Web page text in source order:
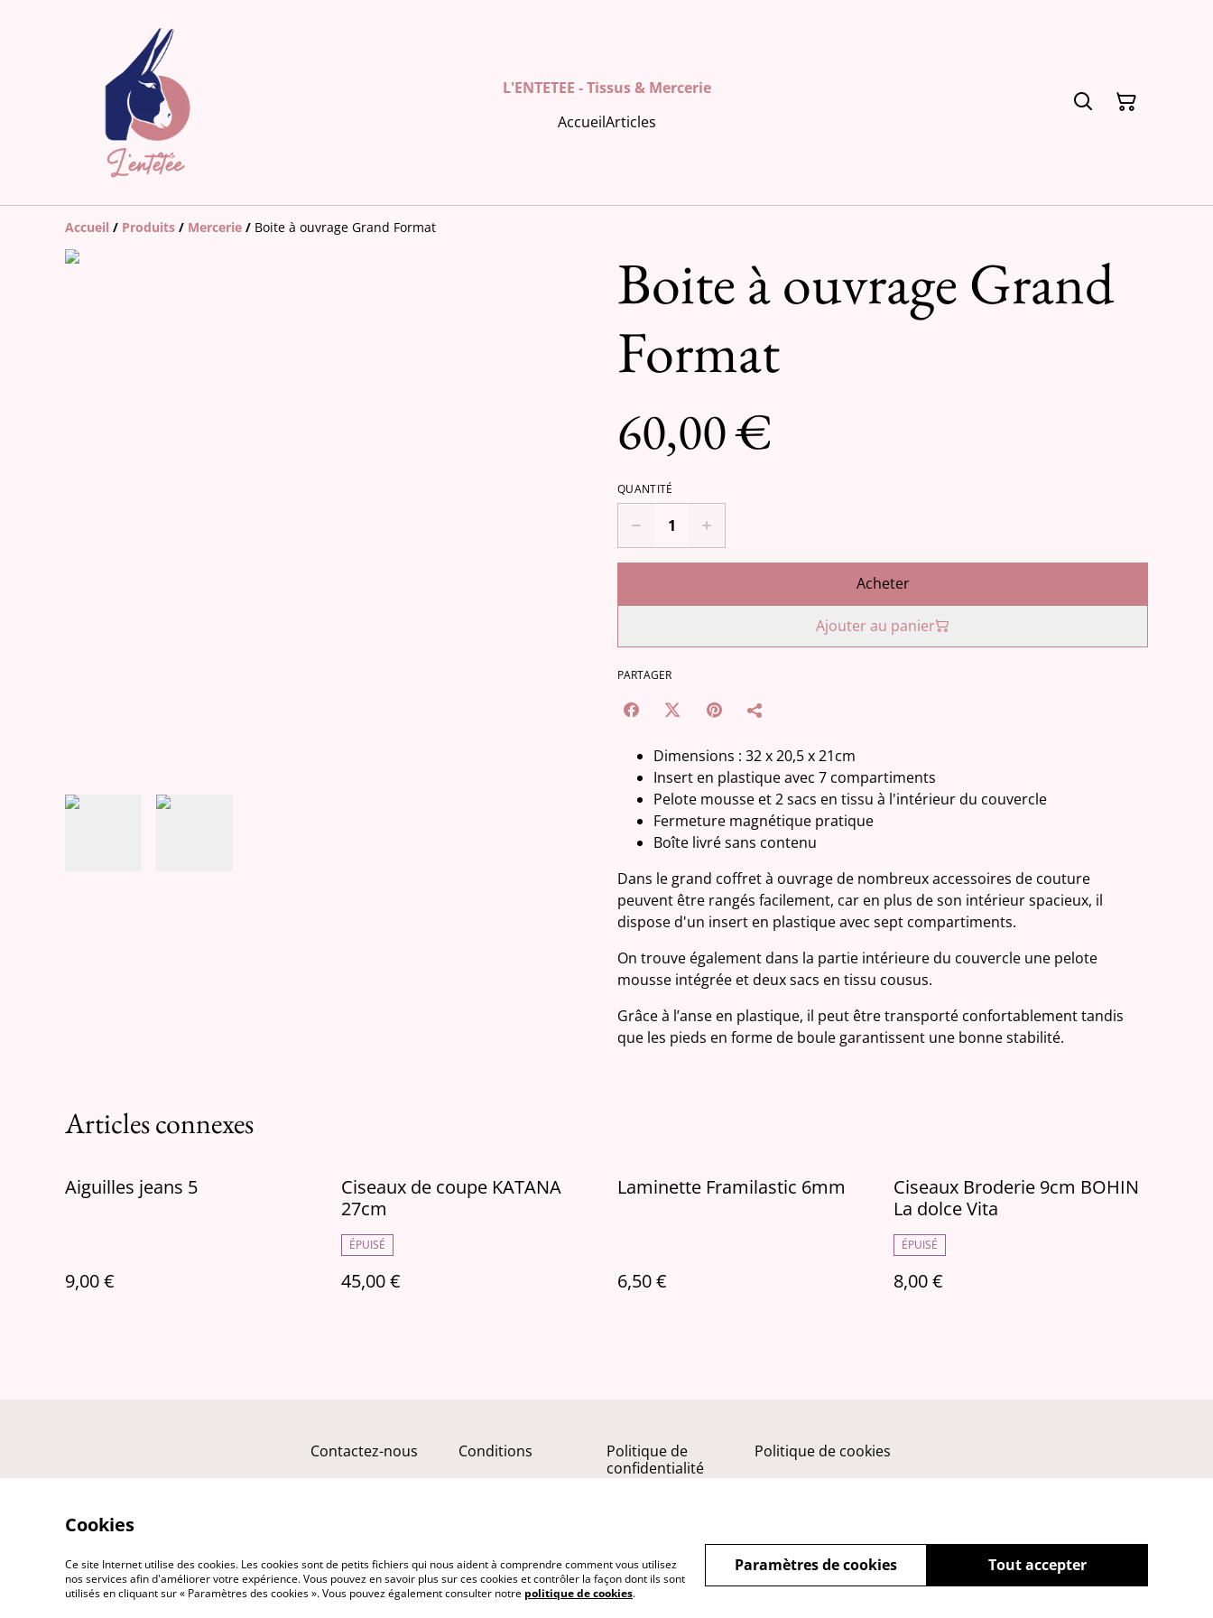
L'ENTETEE - Tissus & Mercerie
AccueilArticles
Accueil / Produits / Mercerie / Boite à ouvrage Grand Format
Boite à ouvrage Grand
Format
60,00 €
QUANTITÉ
Acheter
Ajouter au panier
PARTAGER
Dimensions : 32 x 20,5 x 21cm
Insert en plastique avec 7 compartiments
Pelote mousse et 2 sacs en tissu à l'intérieur du couvercle
Fermeture magnétique pratique
Boîte livré sans contenu
Dans le grand coffret à ouvrage de nombreux accessoires de couture
peuvent être rangés facilement, car en plus de son intérieur spacieux, il
dispose d'un insert en plastique avec sept compartiments.
On trouve également dans la partie intérieure du couvercle une pelote
mousse intégrée et deux sacs en tissu cousus.
Grâce à l’anse en plastique, il peut être transporté confortablement tandis
que les pieds en forme de boule garantissent une bonne stabilité.
Articles connexes
Aiguilles jeans 5
9,00 €
Ciseaux de coupe KATANA
27cm
ÉPUISÉ
45,00 €
Laminette Framilastic 6mm
6,50 €
Ciseaux Broderie 9cm BOHIN
La dolce Vita
ÉPUISÉ
8,00 €
Contactez-nous Conditions
Politique de
confidentialité
Politique de cookies
©2026 L'ENTETEE - Tissus & Mercerie
Cookies
Ce site Internet utilise des cookies. Les cookies sont de petits fichiers qui nous aident à comprendre comment vous utilisez
nos services afin d'améliorer votre expérience. Vous pouvez en savoir plus sur ces cookies et contrôler la façon dont ils sont
utilisés en cliquant sur « Paramètres des cookies ». Vous pouvez également consulter notre politique de cookies.
Tout accepter
Paramètres de cookies